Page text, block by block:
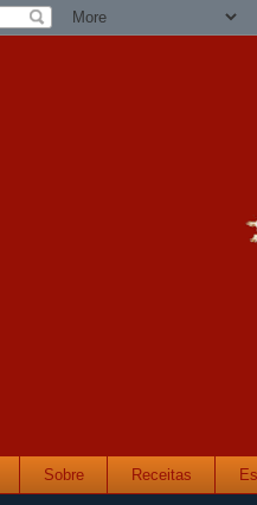
Sobre Receitas